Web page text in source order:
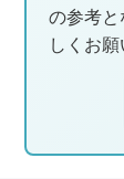
の参考
しくお願